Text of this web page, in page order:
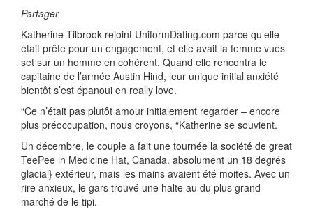
Partager
Katherine Tilbrook rejoint UniformDating.com parce qu’elle
était prête pour un engagement, et elle avait la femme vues
set sur un homme en cohérent. Quand elle rencontra le
capitaine de l’armée Austin Hind, leur unique initial anxiété
bientôt s’est épanoui en really love.
“Ce n’était pas plutôt amour initialement regarder – encore
plus préoccupation, nous croyons, “Katherine se souvient.
Un décembre, le couple a fait une tournée la société de great
TeePee in Medicine Hat, Canada. absolument un 18 degrés
glacial} extérieur, mais les mains avaient été moites. Avec un
rire anxieux, le gars trouvé une halte au du plus grand
marché de le tipi.